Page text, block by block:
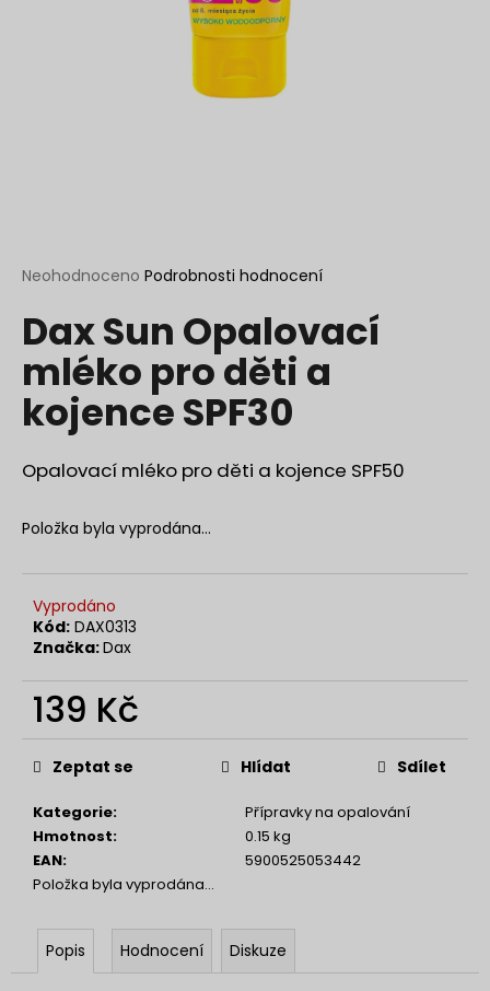
Průměrné
produktu
je
5
hvězdiček.
Neohodnoceno Podrobnosti hodnocení
Dax Sun Opalovací
mléko pro děti a
kojence SPF30
Opalovací mléko pro děti a kojence SPF50
Položka byla vyprodána…
Vyprodáno
Kód: DAX0313
Značka:Dax
139 Kč
Měrná
cena:
Kategorie:
Přípravky na opalování
Hmotnost:
0.15 kg
EAN:
5900525053442
Položka byla vyprodána…
Zeptat se Hlídat Sdílet
Popis Hodnocení Diskuze
D
o
p
o
u
u
j
e
e
NANOLASH
EYELASH
SERUM
3